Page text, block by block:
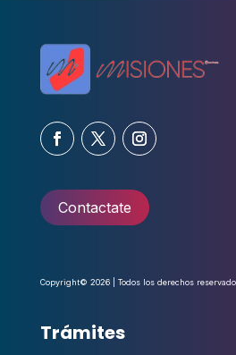
Contactate
Copyright© 2026 | Todos los derechos
Trámites